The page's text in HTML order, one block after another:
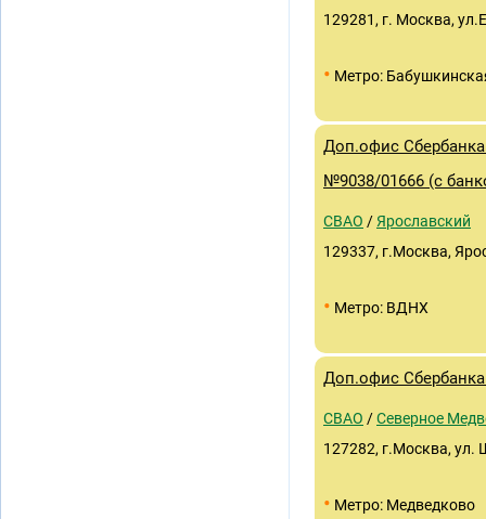
129281, г. Москва,
• Метро:
Доп.офис
№9038/01666 (с
СВАО / Ярославский
129337, г.Москва,
• Метро: ВДНХ
Доп.офис
СВАО /Северное
127282, г.Москва, ул.
• Метро: Медведково